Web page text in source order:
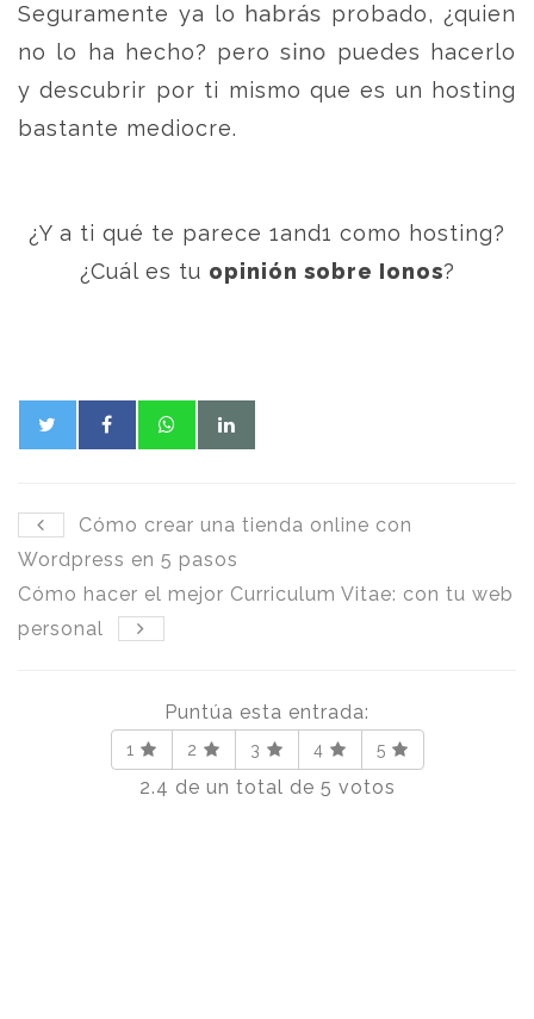
Seguramente ya lo habrás probado, ¿quien
no lo ha hecho? pero sino puedes hacerlo
y descubrir por ti mismo que es un hosting
bastante mediocre.
¿Y a ti qué te parece 1and1 como hosting?
¿Cuál es tu opinión sobre Ionos?
Cómo crear una tienda online con
Wordpress en 5 pasos
Cómo hacer el mejor Curriculum Vitae: con tu web
personal
Puntúa esta entrada:
1 2 3 4 5
2.4 de un total de 5 votos